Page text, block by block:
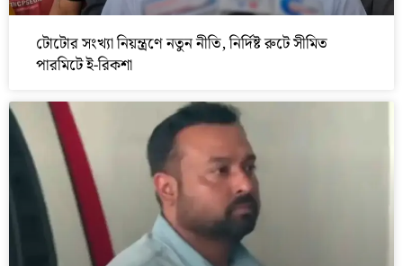
টোটোর সংখ্যা নিয়ন্ত্রণে নতুন নীতি, নির্দিষ্ট রুটে সীমিত
পারমিটে ই-রিকশা